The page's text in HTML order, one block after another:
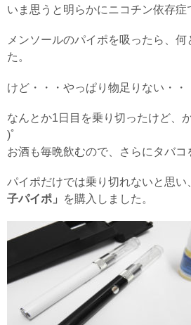
いま思うと明らかにニコチン依存症
メンソールのパイポを吸ったら、何
た。
けど・・・やっぱり物足りない・・
なんとか1日目を乗り切ったけど、
)ﾟ
お酒も毎晩飲むので、さらにタバコ
パイポだけでは乗り切れないと思い
子パイポ」
を購入しました。